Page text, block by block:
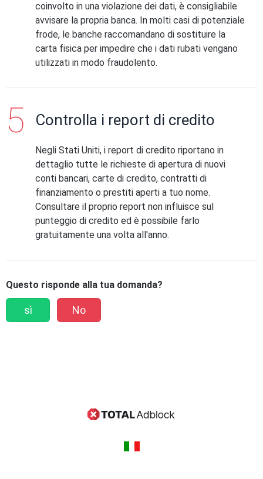
coinvolto in una violazione dei dati, è consigliabile
avvisare la propria banca. In molti casi di potenziale
frode, le banche raccomandano di sostituire la
carta fisica per impedire che i dati rubati vengano
utilizzati in modo fraudolento.
Controlla i report di credito
Negli Stati Uniti, i report di credito riportano in
dettaglio tutte le richieste di apertura di nuovi
conti bancari, carte di credito, contratti di
finanziamento o prestiti aperti a tuo nome.
Consultare il proprio report non influisce sul
punteggio di credito ed è possibile farlo
gratuitamente una volta all'anno.
Questo risponde alla tua domanda?
sì No